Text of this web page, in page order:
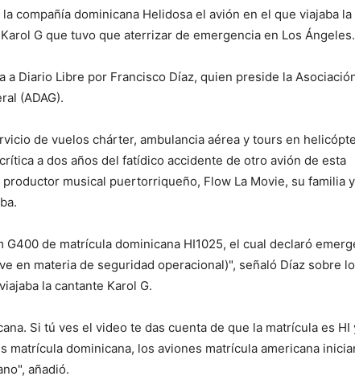
compañía dominicana Helidosa el avión en el que viajaba la
G que tuvo que aterrizar de emergencia en Los Ángeles.
a Diario Libre por Francisco Díaz, quien preside la
(ADAG).
de vuelos chárter, ambulancia aérea y tours en
a dos años del fatídico accidente de otro avión de esta
musical puertorriqueño, Flow La Movie, su familia
G400 de matrícula dominicana HI1025, el cual declaró
en materia de seguridad operacional)", señaló Díaz sobre lo
la cantante Karol G.
Si tú ves el video te das cuenta de que la matrícula es HI
matrícula dominicana, los aviones matrícula americana
añadió.